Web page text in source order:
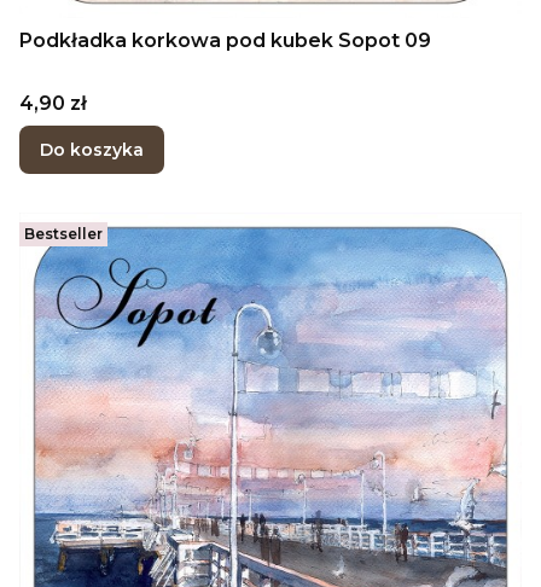
Podkładka korkowa pod kubek Sopot 09
Cena
4,90 zł
Do koszyka
Bestseller